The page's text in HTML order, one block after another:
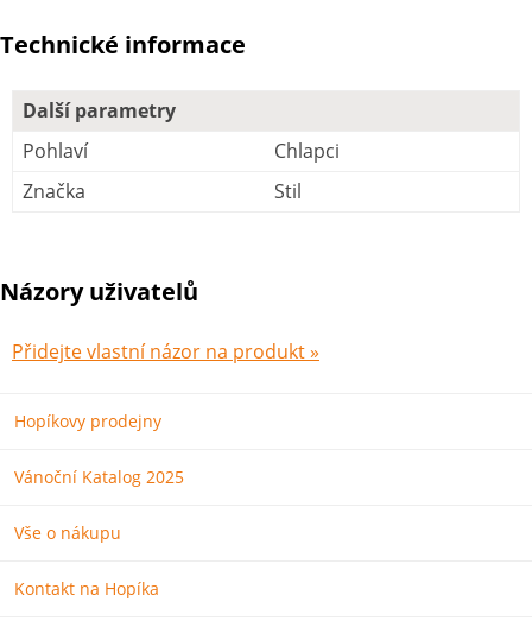
Technické informace
Další parametry
Pohlaví
Chlapci
Značka
Stil
Názory uživatelů
Přidejte vlastní názor na produkt »
Hopíkovy prodejny
Vánoční Katalog 2025
Vše o nákupu
Kontakt na Hopíka